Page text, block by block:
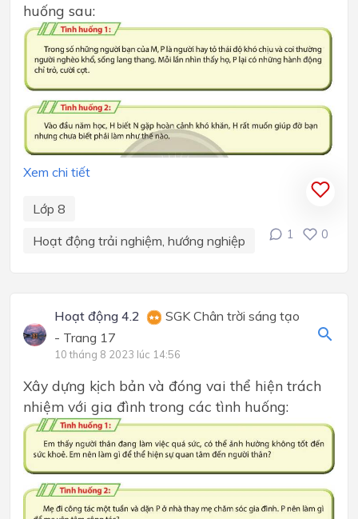
huống sau:
Xem chi tiết
Lớp 8
Hoạt động trải nghiệm, hướng nghiệp
1 0
Hoạt động 4.2
SGK Chân trời sáng tạo
- Trang 17
10 tháng 8 2023 lúc 14:56
Xây dựng kịch bản và đóng vai thể hiện trách
nhiệm với gia đình trong các tình huống: